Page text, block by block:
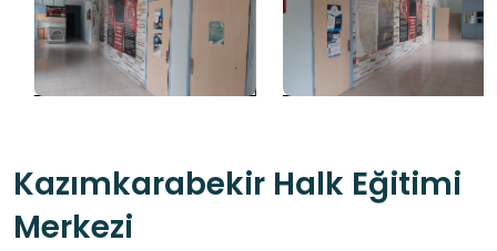
Kazımkarabekir Halk Eğitimi
Merkezi